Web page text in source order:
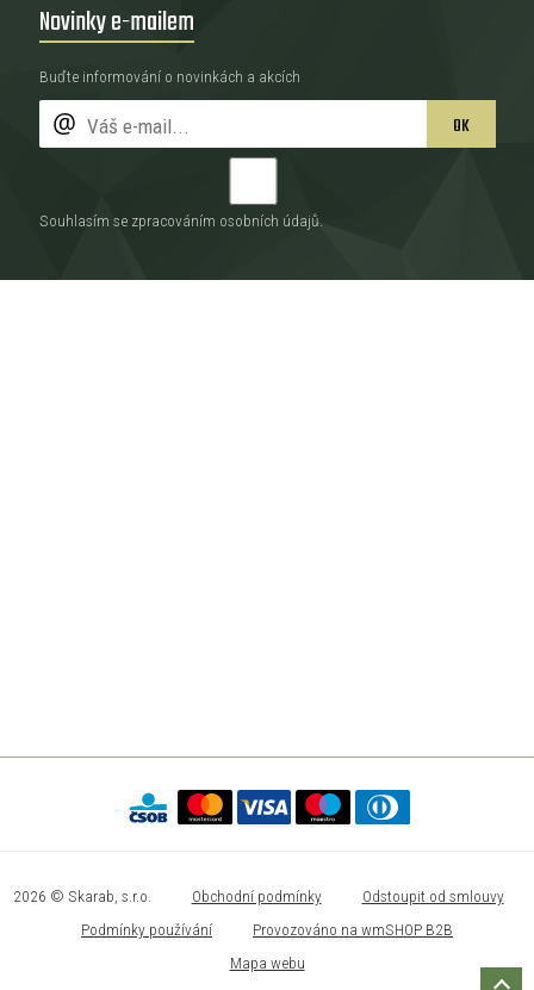
Novinky e-mailem
Buďte informování o novinkách a akcích
OK
Souhlasím se zpracováním osobních údajů
2026 © Skarab, s.r.o. Obchodní podmínky
Odstoupit od smlouvy
Podmínky používání
Provozováno na wmSHOP B2B
Mapa webu